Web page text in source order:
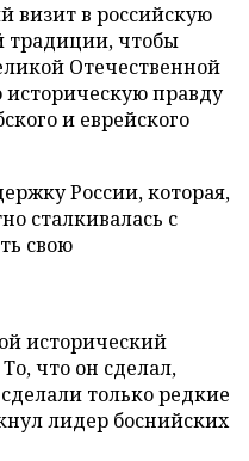
визит в российскую
традиции, чтобы
Отечественной
правду
и еврейского
России, которая,
сталкивалась с
свою
исторический
что он сделал,
только редкие
лидер боснийских